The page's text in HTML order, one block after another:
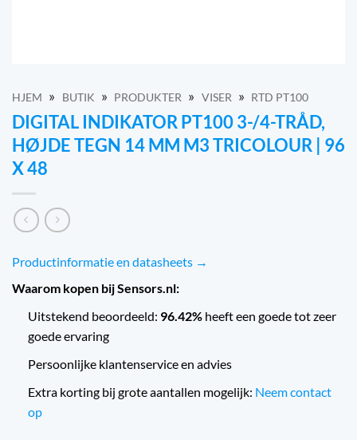
HJEM » BUTIK » PRODUKTER » VISER » RTD PT100
DIGITAL INDIKATOR PT100 3-/4-TRÅD,
HØJDE TEGN 14 MM M3 TRICOLOUR | 96
X 48
Productinformatie en datasheets →
Waarom kopen bij Sensors.nl:
Uitstekend beoordeeld: 96.42% heeft een goede tot zeer
goede ervaring
Persoonlijke klantenservice en advies
Extra korting bij grote aantallen mogelijk: Neem contact
op